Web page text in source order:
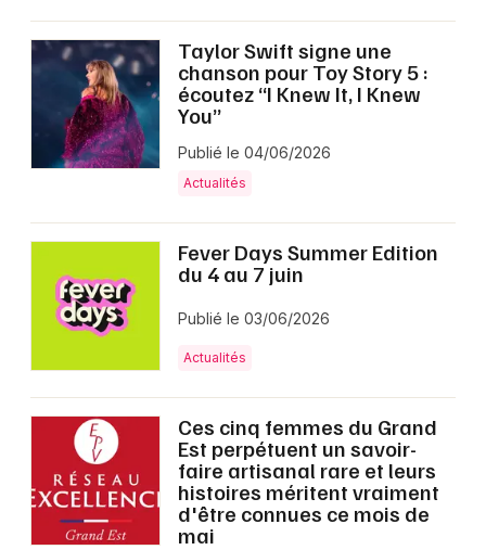
Taylor Swift signe une
chanson pour Toy Story 5 :
écoutez “I Knew It, I Knew
You”
Publié le 04/06/2026
Actualités
Fever Days Summer Edition
du 4 au 7 juin
Publié le 03/06/2026
Actualités
Ces cinq femmes du Grand
Est perpétuent un savoir-
faire artisanal rare et leurs
histoires méritent vraiment
d'être connues ce mois de
mai